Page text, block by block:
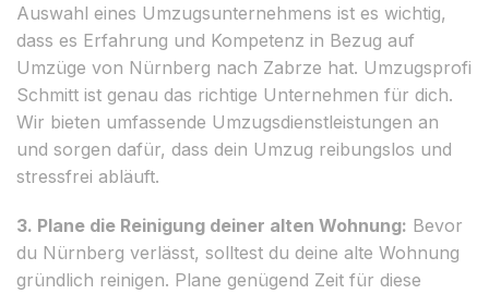
Auswahl eines Umzugsunternehmens ist es wichtig,
dass es Erfahrung und Kompetenz in Bezug auf
Umzüge von Nürnberg nach Zabrze hat. Umzugsprofi
Schmitt ist genau das richtige Unternehmen für dich.
Wir bieten umfassende Umzugsdienstleistungen an
und sorgen dafür, dass dein Umzug reibungslos und
stressfrei abläuft.
3. Plane die Reinigung deiner alten Wohnung: Bevor
du Nürnberg verlässt, solltest du deine alte Wohnung
gründlich reinigen. Plane genügend Zeit für diese